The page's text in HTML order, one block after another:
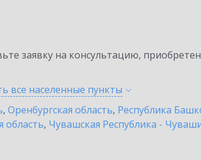
заявку на консультацию,
все населенные пункты
, Оренбургская область, Республика
область, Чувашская Республика -